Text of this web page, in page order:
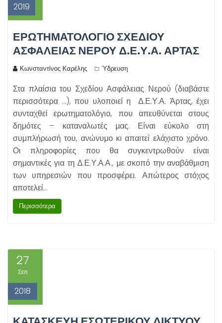
2019
ΕΡΩΤΗΜΑΤΟΛΟΓΙΟ ΣΧΕΔΙΟΥ
ΑΣΦΑΛΕΙΑΣ ΝΕΡΟΥ Δ.Ε.Υ.Α. ΑΡΤΑΣ
Κωνσταντίνος Καρέλης Ύδρευση
Στα πλαίσια του Σχεδίου Ασφάλειας Νερού (διαβάστε
περισσότερα …), που υλοποιεί η Δ.Ε.Υ.Α. Άρτας, έχει
συνταχθεί ερωτηματολόγιο, που απευθύνεται στους
δημότες – καταναλωτές μας. Είναι εύκολο στη
συμπλήρωσή του, ανώνυμο κι απαιτεί ελάχιστο χρόνο.
Οι πληροφορίες που θα συγκεντρωθούν είναι
σημαντικές για τη Δ.Ε.Υ.Α.Α., με σκοπό την αναβάθμιση
των υπηρεσιών που προσφέρει. Απώτερος στόχος
αποτελεί…
Περισσότερα
27
Σεπ
2018